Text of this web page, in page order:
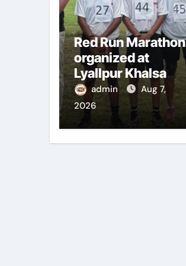
Red Run Marathon
organized at
Lyallpur Khalsa
College
admin
Aug 7,
2026